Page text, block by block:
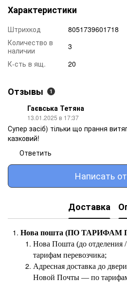
Характеристики
Штрихкод
8051739601718
Количество в
наличии
3
К-сть в ящ.
20
Отзывы 1
Гаєвська Тетяна
13.01.2025 в 17:37
Супер засіб) тільки що прання
казковий!
Ответить
Написать
Доставка
Нова пошта (ПО ТАРИФАМ
Нова Пошта (до отделения
тарифам перевозчика;
Адресная доставка до
Новой Почты — по тарифам